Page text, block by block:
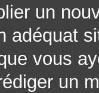
un
adéquat
vous
un